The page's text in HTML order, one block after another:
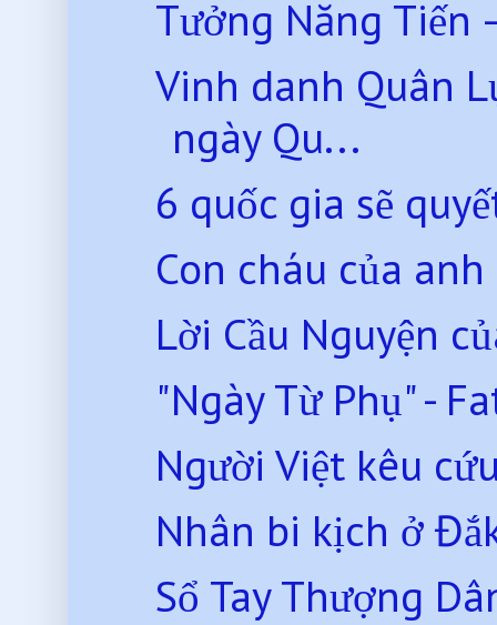
Tưởng Năng Tiến
Vinh danh Quân
ngày Qu...
6 quốc gia sẽ
Con cháu của
Lời Cầu Nguyện
"Ngày Từ Phụ" -
Người Việt kêu
Nhân bi kịch ở
Sổ Tay Thượng